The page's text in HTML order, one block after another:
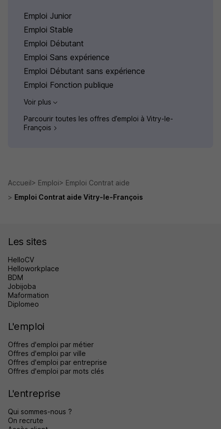
Emploi Junior
Emploi Stable
Emploi Débutant
Emploi Sans expérience
Emploi Débutant sans expérience
Emploi Fonction publique
Voir plus
Parcourir toutes les offres d’emploi à Vitry-le-
François
Accueil Emploi
Emploi Contrat aide
Emploi Contrat aide Vitry-le-François
Les sites
HelloCV
Helloworkplace
BDM
Jobijoba
Maformation
Diplomeo
L'emploi
Offres d'emploi par métier
Offres d'emploi par ville
Offres d'emploi par entreprise
Offres d'emploi par mots clés
L'entreprise
Qui sommes-nous ?
On recrute